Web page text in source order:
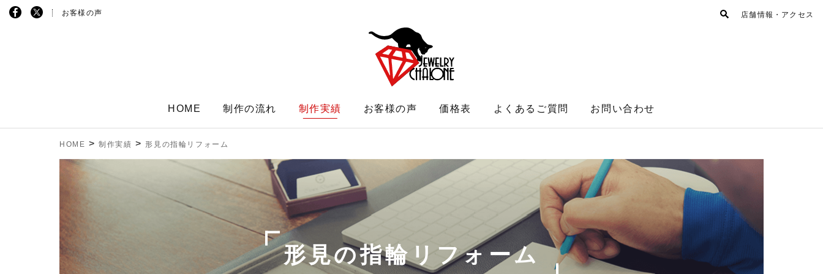
お客様の声 店舗情報・アクセス
HOME 制作の流れ 制作実績 お客様の声 価格表 よくあるご質問 お問い合わせ
HOME >制作実績 > 形見の指輪リフォーム
形見の指輪リフォーム